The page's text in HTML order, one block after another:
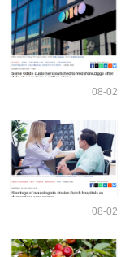
08-02
08-02